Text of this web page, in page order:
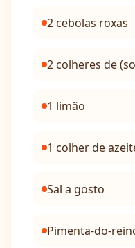
2 cebolas roxas
2 colheres de
1 limão
1 colher de
Sal a gosto
Pimenta-do-